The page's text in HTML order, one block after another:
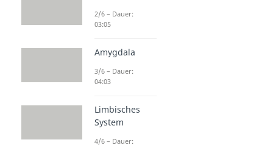
2/6 – Dauer:
03:05
Amygdala
3/6 – Dauer:
04:03
Limbisches
System
4/6 – Dauer: